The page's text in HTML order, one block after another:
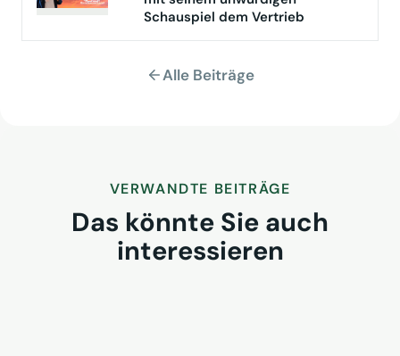
Schauspiel dem Vertrieb
Alle Beiträge
VERWANDTE BEITRÄGE
Das könnte Sie auch
interessieren